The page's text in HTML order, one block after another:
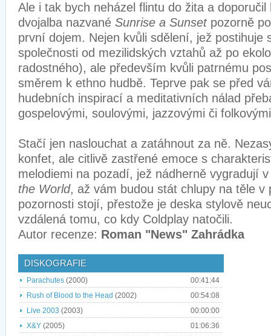
Ale i tak bych neházel flintu do žita a doporučil
dvojalba nazvané Sunrise a Sunset pozorně
první dojem. Nejen kvůli sdělení, jež postihuje
společnosti od mezilidských vztahů až po
radostného), ale především kvůli patrnému
směrem k ethno hudbě. Teprve pak se před
hudebních inspirací a meditativních nálad
gospelovými, soulovými, jazzovými či
Stačí jen naslouchat a zatáhnout za ně.
konfet, ale citlivě zastřené emoce s
melodiemi na pozadí, jež nádherně vygradují
the World, až vám budou stát chlupy na těle v
pozornosti stojí, přestože je deska stylově
vzdálená tomu, co kdy Coldplay natočili.
Autor recenze: Roman "News" Zahrádka
DISKOGRAFIE
Parachutes (2000)
00:41:44
Rush of Blood to the Head (2002)
00:54:08
Live 2003 (2003)
00:00:00
X&Y (2005)
01:06:36